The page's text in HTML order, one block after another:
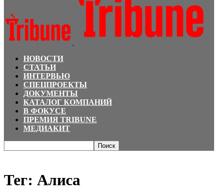
НОВОСТИ
СТАТЬИ
ИНТЕРВЬЮ
СПЕЦПРОЕКТЫ
ДОКУМЕНТЫ
КАТАЛОГ КОМПАНИЙ
В ФОКУСЕ
ПРЕМИЯ TRIBUNE
МЕДИАКИТ
Тег: Алиса